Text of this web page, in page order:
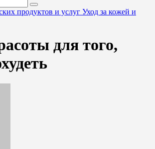
продуктов и услуг Уход за кожей и
для того,